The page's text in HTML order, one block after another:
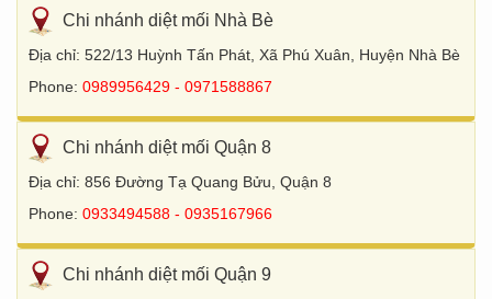
Chi nhánh diệt mối Nhà Bè
Địa chỉ: 522/13 Huỳnh Tấn Phát, Xã Phú Xuân, Huyện Nhà Bè
Phone: 0989956429 - 0971588867
Chi nhánh diệt mối Quận 8
Địa chỉ: 856 Đường Tạ Quang Bửu, Quận 8
Phone: 0933494588 - 0935167966
Chi nhánh diệt mối Quận 9